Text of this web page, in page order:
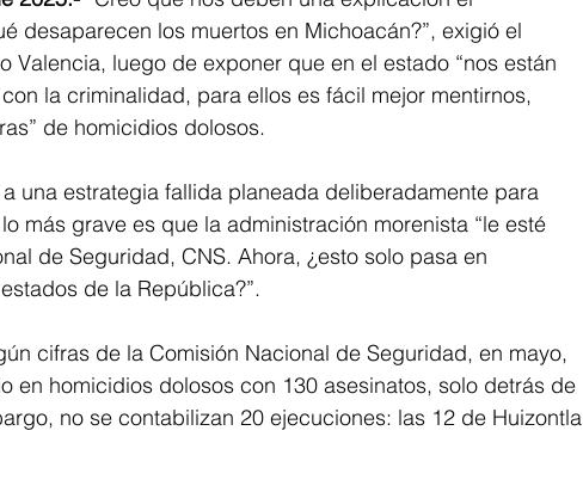
desaparecen los muertos en Michoacán?”, exigió el
Valencia, luego de exponer que en el estado “nos están
la criminalidad, para ellos es fácil mejor mentirnos,
de homicidios dolosos.
una estrategia fallida planeada deliberadamente para
más grave es que la administración morenista “le esté
de Seguridad, CNS. Ahora, ¿esto solo pasa en
de la República?”.
cifras de la Comisión Nacional de Seguridad, en mayo,
en homicidios dolosos con 130 asesinatos, solo detrás de
no se contabilizan 20 ejecuciones: las 12 de Huizontla